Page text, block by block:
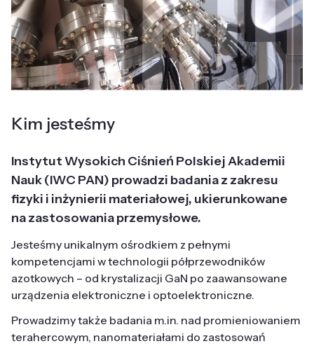
Kim jesteśmy
Instytut Wysokich Ciśnień Polskiej Akademii
Nauk (IWC PAN) prowadzi badania z zakresu
fizyki i inżynierii materiałowej, ukierunkowane
na zastosowania przemysłowe.
Jesteśmy unikalnym ośrodkiem z pełnymi
kompetencjami w technologii półprzewodników
azotkowych – od krystalizacji GaN po zaawansowane
urządzenia elektroniczne i optoelektroniczne.
Prowadzimy także badania m.in. nad promieniowaniem
terahercowym, nanomateriałami do zastosowań